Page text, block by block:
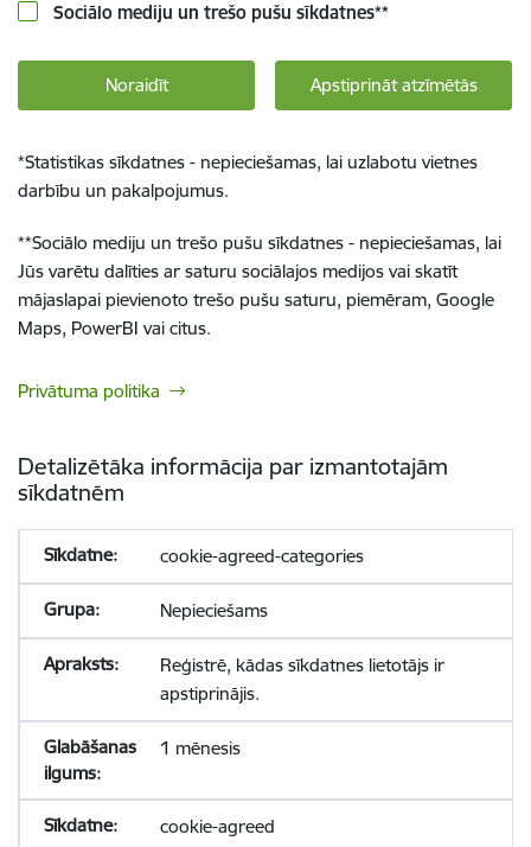
Sociālo mediju un trešo pušu sīkdatnes**
Noraidīt Apstiprināt atzīmētās
*Statistikas sīkdatnes - nepieciešamas, lai uzlabotu vietnes
darbību un pakalpojumus.
**Sociālo mediju un trešo pušu sīkdatnes - nepieciešamas, lai
Jūs varētu dalīties ar saturu sociālajos medijos vai skatīt
mājaslapai pievienoto trešo pušu saturu, piemēram, Google
Maps, PowerBI vai citus.
Privātuma politika
Detalizētāka informācija par izmantotajām
sīkdatnēm
cookie-agreed-categories
Nepieciešams
Reģistrē, kādas sīkdatnes lietotājs ir
apstiprinājis.
1 mēnesis
cookie-agreed